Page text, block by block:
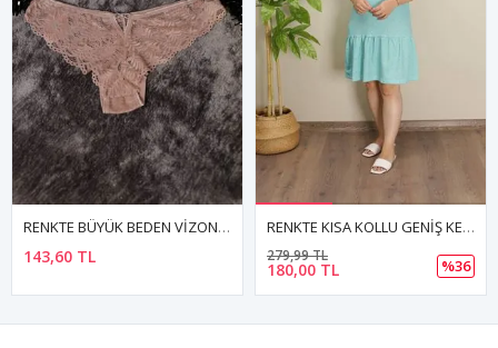
RENKTE BÜYÜK BEDEN VİZON TAŞ DETAYLI DANTELLİ KÜLOT
143,60 TL
RENKTE KISA KOLLU GENİŞ KESİM DESENLİ ELBİSE
180,00 TL
279,99 TL
%36